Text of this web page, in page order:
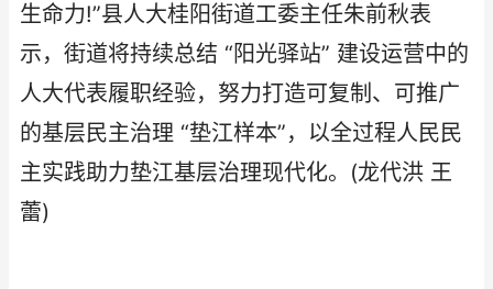
生命力!”县人大桂阳街道工委主任朱前秋表
示，街道将持续总结 “阳光驿站” 建设运营中的
人大代表履职经验，努力打造可复制、可推广
的基层民主治理 “垫江样本”，以全过程人民民
主实践助力垫江基层治理现代化。(龙代洪 王
蕾)